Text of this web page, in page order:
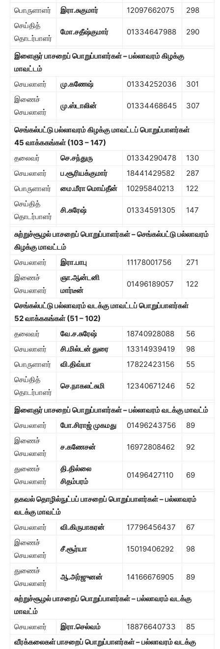
பொருளாளர்
இரா.சுகுமார் 12097662075
298
செய்தித்
தொடர்பாளர்
மோ.சதீஷ்குமார் 01334647988 290
இளைஞர் பாசறைப் பொறுப்பாளர்கள் – பல்லாவரம் கிழக்கு
மாவட்டம்
செயலாளர்
மு.கணேஷ் 01334252036
301
இணைச்
செயலாளர்
மு.ஸ்டாலின் 01334468645 307
செங்கல்பட்டு பல்லாவரம் கிழக்கு மாவட்டப் பொறுப்பாளர்கள்
45 வாக்ககங்கள் (103 –147)
தலைவர்
செ.சந்துரு 01334290478
130
செயலாளர்
ப.சூரியக்குமார் 18441429582
287
பொருளாளர்
மை.மீரா மொய்தீன் 10295840213
122
செய்தித்
தொடர்பாளர்
சி.சுரேஷ் 01334591305 147
சுற்றுச்சூழல் பாசறைப் பொறுப்பாளர்கள் – செங்கல்பட்டு பல்லாவரம்
கிழக்கு மாவட்டம்
செயலாளர்
இரா.பாபு 11178001756
271
இணைச்
செயலாளர்
ஞா.ஆன்டனி
மார்டீன்
01496189057 122
செங்கல்பட்டு பல்லாவரம் வடக்கு மாவட்டப் பொறுப்பாளர்கள்
52வாக்ககங்கள் (51 –102)
தலைவர்
வே.ச.சுரேஷ் 18740928088
56
செயலாளர்
சி.மில்டன் துரை 13314939419
98
பொருளாளர்
வி.திவ்யா 17822423156
55
செய்தித்
தொடர்பாளர்
செ.நாகலட்சுமி 12340671246 52
இளைஞர் பாசறைப் பொறுப்பாளர்கள் – பல்லாவரம் வடக்கு மாவட்ம்
செயலாளர்
போ.சிராஜ் முகமது 01496243756
89
இணைச்
செயலாளர்
ச.கணேசன் 16972808462 92
துணைச்
செயலாளர்
தி.தில்லை
சிதம்பரம்
01496427110 69
தகவல் தொழில்நுட்பப் பாசறைப் பொறுப்பாளர்கள் – பல்லாவரம்
வடக்கு மாவட்ம்
செயலாளர்
வி.கிருபாகரன் 17796456437
67
இணைச்
செயலாளர்
சீ.சூர்யா 15019406292 98
துணைச்
செயலாளர்
ஆ.அர்ஜுனன் 14166676905 89
சுற்றுச்சூழல் பாசறைப் பொறுப்பாளர்கள் – பல்லாவரம் வடக்கு
மாவட்ம்
செயலாளர்
இரா.செல்வம் 18876640733
85
வீரக்கலைகள் பாசறைப் பொறுப்பாளர்கள் – பல்லாவரம் வடக்கு